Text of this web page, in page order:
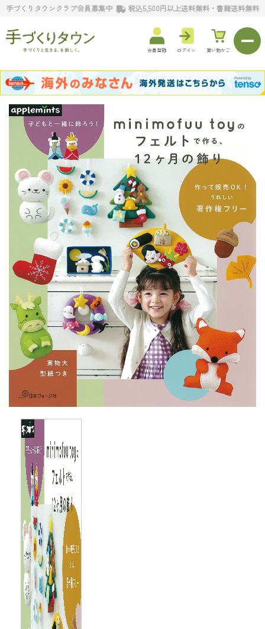
手づくりタウンクラブ会員募集中 税込5,500円以上送料無料・書籍送料無料
会員登録 ログイン 買い物かご